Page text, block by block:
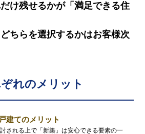
け残せるかが「満足できる住
ちらを選択するかはお客様次
れのメリット
建てのメリット
される上で「新築」は安心できる要素の一